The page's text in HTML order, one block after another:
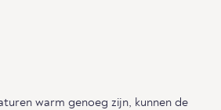
warm genoeg zijn, kunnen de